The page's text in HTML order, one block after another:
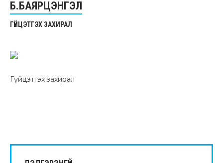
Б.БАЯРЦЭНГЭЛ
ГҮЙЦЭТГЭХ ЗАХИРАЛ
Гүйцэтгэх захирал